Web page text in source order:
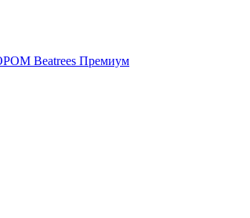
Beatrees Премиум